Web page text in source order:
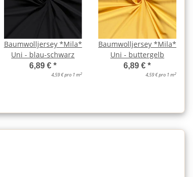
Baumwolljersey *Mila*
Uni - blau-schwarz
6,89 €*
4,59 € pro 1 m2
Baumwolljersey *Mila*
Uni - buttergelb
6,89 €*
4,59 € pro 1 m2